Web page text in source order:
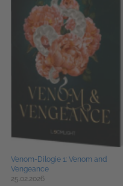
Venom-Dilogie 1: Venom and
Vengeance
25.02.2026